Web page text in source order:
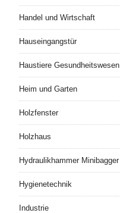
Handel und Wirtschaft
Hauseingangstür
Haustiere Gesundheitswesen
Heim und Garten
Holzfenster
Holzhaus
Hydraulikhammer Minibagger
Hygienetechnik
Industrie